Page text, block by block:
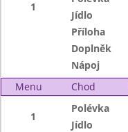
1
Jídlo
Příloha
Doplněk
Nápoj
Menu
Chod
1
Polévka
Jídlo